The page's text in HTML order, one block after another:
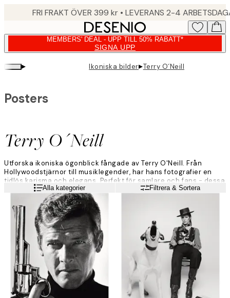
FRI FRAKT ÖVER 399 kr • LEVERANS 2-4
MEMBERS' DEAL - UPP TILL 50% RABATT*
SIGNA UPP
▸ Ikoniska bilder▸Terry O´Neill
Terry O´Neill
Posters
Utforska ikoniska ögonblick fångade av Terry O'Neill. Från
Hollywoodstjärnor till musiklegender, har hans fotografier en
tidlös karisma och elegans. Perfekt för samlare och fans - dessa
posters adderar ikonisk charm i alla rum.
Alla kategorier Filtrera & Sortera